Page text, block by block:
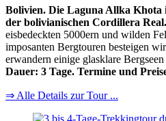
Bolivien. Die Laguna Allka Khota
der bolivianischen Cordillera Real.
eisbedeckten 5000ern und wilden
imposanten Bergtouren besteigen
erwandern einige glasklare
Dauer: 3 Tage. Termine und
⇒ Alle Details zur Tour ...